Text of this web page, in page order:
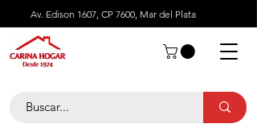
Av. Edison 1607, CP 7600, Mar del Plata